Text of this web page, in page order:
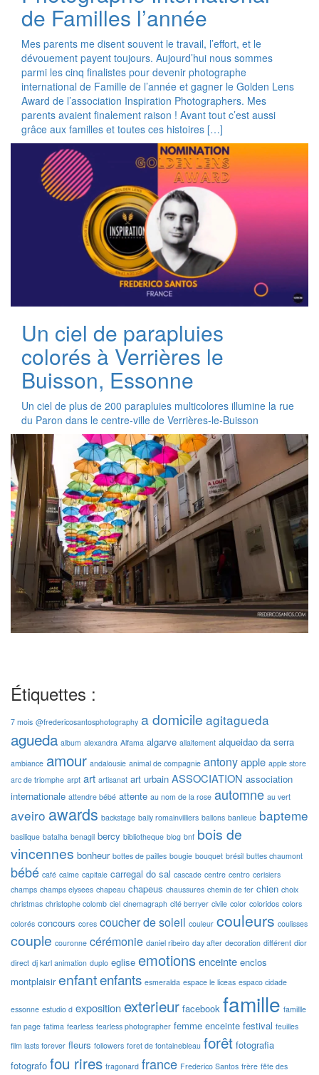
de Familles l’année
Mes parents me disent souvent le travail, l’effort, et le
dévouement payent toujours. Aujourd’hui nous sommes
parmi les cinq finalistes pour devenir photographe
international de Famille de l’année et gagner le Golden Lens
Award de l’association Inspiration Photographers. Mes
parents avaient finalement raison ! Avant tout c’est aussi
grâce aux familles et toutes ces histoires […]
Un ciel de parapluies
colorés à Verrières le
Buisson, Essonne
Un ciel de plus de 200 parapluies multicolores illumine la rue
du Paron dans le centre-ville de Verrières-le-Buisson
Étiquettes :
7 mois @fredericosantosphotography a domicile agitagueda
agueda album alexandra Alfama algarve allaitement alqueidao da serra
ambiance amour andalousie animal de compagnie antonyapple apple store
arc de triomphe arpt art artisanat art urbain ASSOCIATION association
internationale attendre bébé attente au nom de la rose automne au vert
aveiro awards backstage baily romainvilliers ballons banlieue bapteme
basilique batalha benagil bercy bibliotheque blog bnf bois de
vincennes bonheur bottes de pailles bougie bouquet brésil buttes chaumont
bébé café calme capitale carregal do sal cascade centre centro cerisiers
champs champs elysees chapeau chapeus chaussures chemin de fer chien choix
christmas christophe colomb ciel cinemagraph cité berryer civile color coloridos colors
colorés concours cores coucher de soleil couleur couleurs coulisses
couple couronne cérémonie daniel ribeiro day after decoration différent dior
direct dj karl animation duplo eglise emotionsenceinte enclos
montplaisir enfantenfants esmeralda espace le liceas espaco cidade
essonne estudio d expositionexterieur facebook famille famillle
fan page fatima fearless fearless photographer femme enceinte festival feuilles
film lasts forever fleurs followers foret de fontainebleau forêt fotografia
fotografo fou rires fragonard france Frederico Santos frère fête des